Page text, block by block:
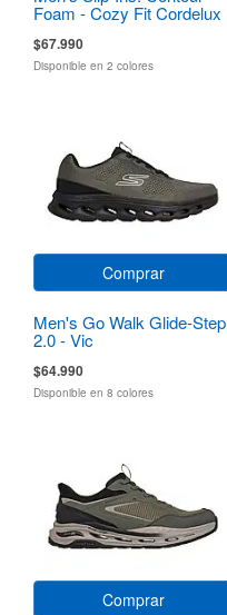
Foam - Cozy Fit Cordelux
$67.990
Disponible en 2 colores
Comprar
Men's Go Walk Glide-Step
2.0 - Vic
$64.990
Disponible en 8 colores
Comprar